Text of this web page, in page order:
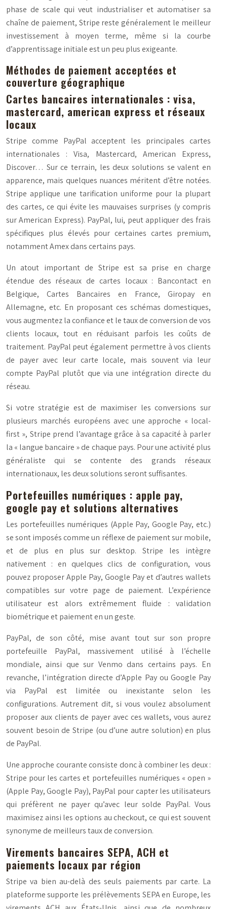
phase de scale qui veut industrialiser et automatiser sa
chaîne de paiement, Stripe reste généralement le meilleur
investissement à moyen terme, même si la courbe
d’apprentissage initiale est un peu plus exigeante.
Méthodes de paiement acceptées et
couverture géographique
Cartes bancaires internationales : visa,
mastercard, american express et réseaux
locaux
Stripe comme PayPal acceptent les principales cartes
internationales : Visa, Mastercard, American Express,
Discover… Sur ce terrain, les deux solutions se valent en
apparence, mais quelques nuances méritent d’être notées.
Stripe applique une tarification uniforme pour la plupart
des cartes, ce qui évite les mauvaises surprises (y compris
sur American Express). PayPal, lui, peut appliquer des frais
spécifiques plus élevés pour certaines cartes premium,
notamment Amex dans certains pays.
Un atout important de Stripe est sa prise en charge
étendue des réseaux de cartes locaux : Bancontact en
Belgique, Cartes Bancaires en France, Giropay en
Allemagne, etc. En proposant ces schémas domestiques,
vous augmentez la confiance et le taux de conversion de vos
clients locaux, tout en réduisant parfois les coûts de
traitement. PayPal peut également permettre à vos clients
de payer avec leur carte locale, mais souvent via leur
compte PayPal plutôt que via une intégration directe du
réseau.
Si votre stratégie est de maximiser les conversions sur
plusieurs marchés européens avec une approche « local-
first », Stripe prend l’avantage grâce à sa capacité à parler
la « langue bancaire » de chaque pays. Pour une activité plus
généraliste qui se contente des grands réseaux
internationaux, les deux solutions seront suffisantes.
Portefeuilles numériques : apple pay,
google pay et solutions alternatives
Les portefeuilles numériques (Apple Pay, Google Pay, etc.)
se sont imposés comme un réflexe de paiement sur mobile,
et de plus en plus sur desktop. Stripe les intègre
nativement : en quelques clics de configuration, vous
pouvez proposer Apple Pay, Google Pay et d’autres wallets
compatibles sur votre page de paiement. L’expérience
utilisateur est alors extrêmement fluide : validation
biométrique et paiement en un geste.
PayPal, de son côté, mise avant tout sur son propre
portefeuille PayPal, massivement utilisé à l’échelle
mondiale, ainsi que sur Venmo dans certains pays. En
revanche, l’intégration directe d’Apple Pay ou Google Pay
via PayPal est limitée ou inexistante selon les
configurations. Autrement dit, si vous voulez absolument
proposer aux clients de payer avec ces wallets, vous aurez
souvent besoin de Stripe (ou d’une autre solution) en plus
de PayPal.
Une approche courante consiste donc à combiner les deux :
Stripe pour les cartes et portefeuilles numériques « open »
(Apple Pay, Google Pay), PayPal pour capter les utilisateurs
qui préfèrent ne payer qu’avec leur solde PayPal. Vous
maximisez ainsi les options au checkout, ce qui est souvent
synonyme de meilleurs taux de conversion.
Virements bancaires SEPA, ACH et
paiements locaux par région
Stripe va bien au-delà des seuls paiements par carte. La
plateforme supporte les prélèvements SEPA en Europe, les